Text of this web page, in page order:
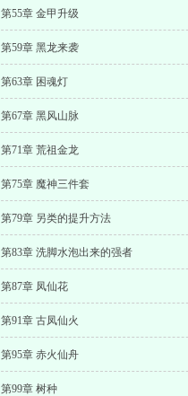
第55章 金甲升级
第59章 黑龙来袭
第63章 困魂灯
第67章 黑风山脉
第71章 荒祖金龙
第75章 魔神三件套
第79章 另类的提升方法
第83章 洗脚水泡出来的强者
第87章 凤仙花
第91章 古凤仙火
第95章 赤火仙舟
第99章 树种